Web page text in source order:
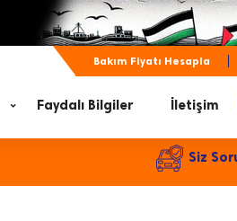
Bakım Fiyatı Hesapla
Faydalı Bilgiler İletişim
Siz